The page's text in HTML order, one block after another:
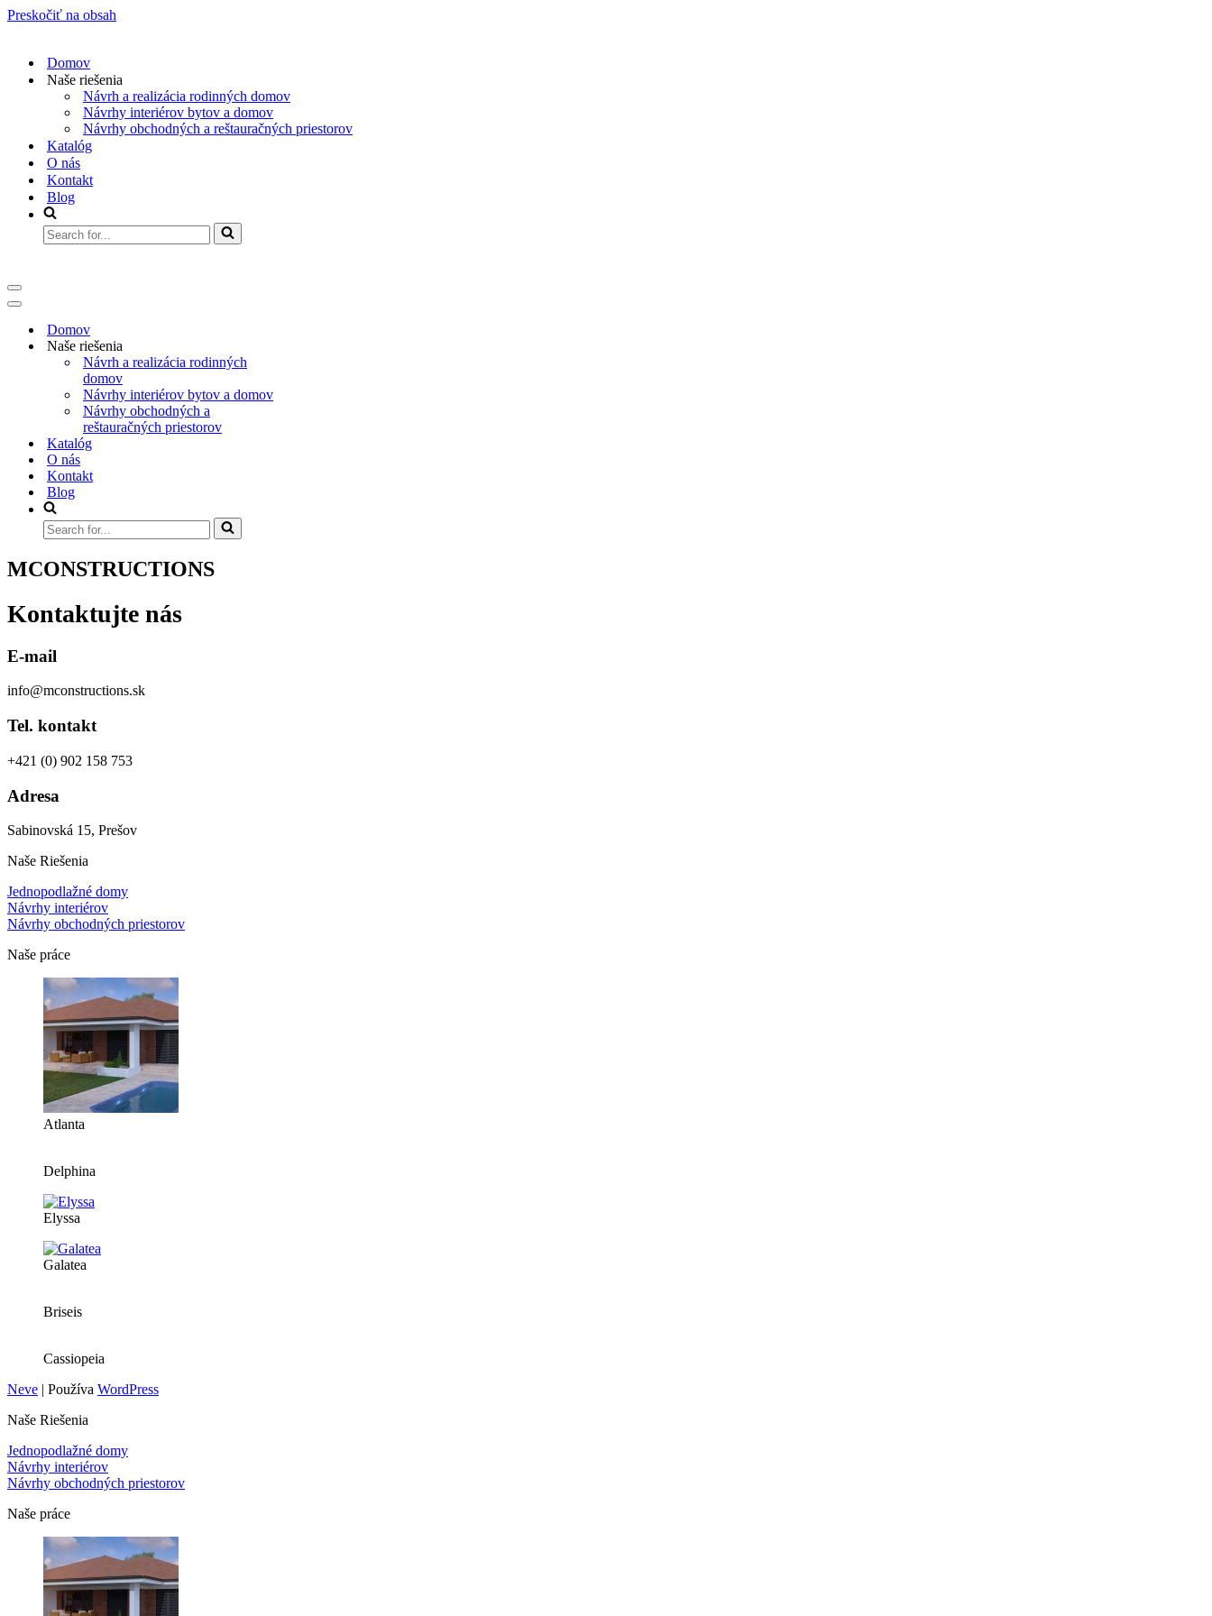
Preskočiť na obsah
Domov
Naše riešenia
Návrh a realizácia rodinných domov​
Návrhy interiérov bytov a domov​
Návrhy obchodných a reštauračných priestorov
Katalóg
O nás
Kontakt
Blog
Search
for...
Menu
navigácie
Menu
navigácieDomov
Naše riešenia
Návrh a realizácia rodinných
domov​
Návrhy interiérov bytov a domov​
Návrhy obchodných a
reštauračných priestorov
Katalóg
O nás
Kontakt
Blog
Search
for...
MCONSTRUCTIONS
Kontaktujte nás
E-mail
info@mconstructions.sk
Tel. kontakt
+421 (0) 902 158 753
Adresa
Sabinovská 15, Prešov
Naše Riešenia
Jednopodlažné domy
Návrhy interiérov
Návrhy obchodných priestorov
Naše práce
Atlanta
Delphina
Elyssa
Galatea
Briseis
Cassiopeia
Neve | Používa WordPress
Naše Riešenia
Jednopodlažné domy
Návrhy interiérov
Návrhy obchodných priestorov
Naše práce